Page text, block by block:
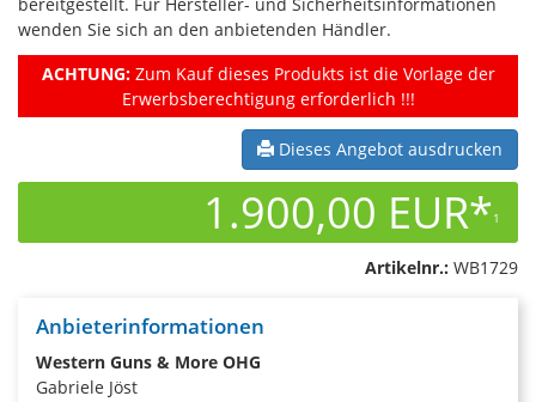
wenden Sie sich an den anbietenden Händler.
ACHTUNG:Zum Kauf dieses Produkts ist die Vorlage der
Erwerbsberechtigung erforderlich !!!
Dieses Angebot ausdrucken
1.900,00 EUR*1
Artikelnr.: WB1729
Anbieterinformationen
Western Guns & More OHG
Gabriele Jöst